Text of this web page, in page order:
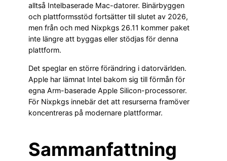
alltså Intelbaserade Mac-datorer. Binärbyggen
och plattformsstöd fortsätter till slutet av 2026,
men från och med Nixpkgs 26.11 kommer paket
inte längre att byggas eller stödjas för denna
plattform.
Det speglar en större förändring i datorvärlden.
Apple har lämnat Intel bakom sig till förmån för
egna Arm-baserade Apple Silicon-processorer.
För Nixpkgs innebär det att resurserna framöver
koncentreras på modernare plattformar.
Sammanfattning